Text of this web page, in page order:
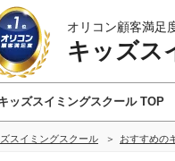
オリコン顧客満足
キッズス
ッズスイミングスクール TOP
スイミングスクール おすすめの